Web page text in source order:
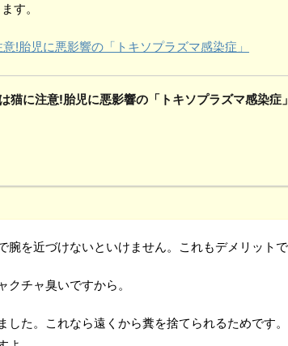
す。
!胎児に悪影響の「トキソプラズマ感染症」
猫に注意!胎児に悪影響の「トキソプラズマ感染症」
を近づけないといけません。これもデメリットで
チャ臭いですから。
した。これなら遠くから糞を捨てられるためです